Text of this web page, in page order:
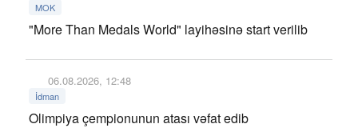
MOK
"More Than Medals World" layihəsinə start verilib
06.08.2026, 12:48
İdman
Olimpiya çempionunun atası vəfat edib